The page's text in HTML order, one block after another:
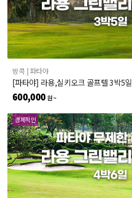
방콕 | 파타야
[파타야] 라용,실키오크 골프텔 3박5일
600,000 원 ~
경제적인